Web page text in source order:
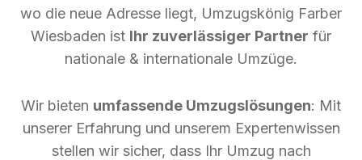
wo die neue Adresse liegt, Umzugskönig Farber
Wiesbaden ist Ihr zuverlässiger Partner für
nationale & internationale Umzüge.
Wir bieten umfassende Umzugslösungen: Mit
unserer Erfahrung und unserem Expertenwissen
stellen wir sicher, dass Ihr Umzug nach